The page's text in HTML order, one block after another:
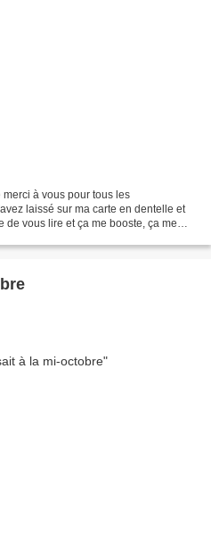
à vous pour tous les
laissé sur ma carte en dentelle et
de vous lire et ça me booste, ça me